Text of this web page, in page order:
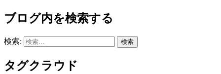
ブログ内を検索する
検索:
タグクラウド